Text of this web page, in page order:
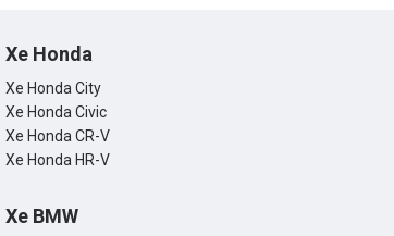
Xe Honda
Xe Honda City
Xe Honda Civic
Xe Honda CR-V
Xe Honda HR-V
Xe BMW